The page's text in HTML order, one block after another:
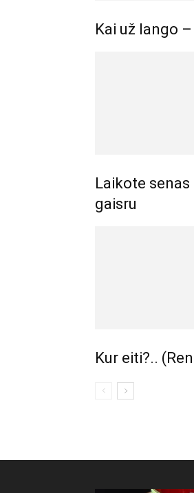
Kai už lango
Laikote
gaisru
Kur eiti?..